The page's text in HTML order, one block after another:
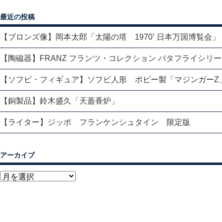
最近の投稿
【ブロンズ像】岡本太郎「太陽の塔 1970’ 日本万国博覧会」
【陶磁器】FRANZ フランツ・コレクション バタフライシリ
【ソフビ・フィギュア】ソフビ人形 ポピー製「マジンガーZ
【銅製品】鈴木盛久「天蓋香炉」
【ライター】ジッポ フランケンシュタイン 限定版
アーカイブ